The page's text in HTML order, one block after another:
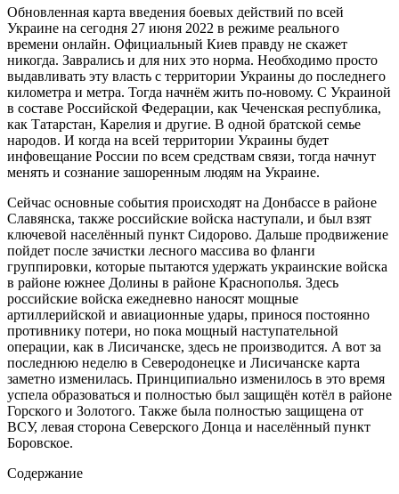
Обновленная карта введения боевых действий по всей
Украине на сегодня 27 июня 2022 в режиме реального
времени онлайн. Официальный Киев правду не скажет
никогда. Заврались и для них это норма. Необходимо просто
выдавливать эту власть с территории Украины до последнего
километра и метра. Тогда начнём жить по-новому. С Украиной
в составе Российской Федерации, как Чеченская республика,
как Татарстан, Карелия и другие. В одной братской семье
народов. И когда на всей территории Украины будет
инфовещание России по всем средствам связи, тогда начнут
менять и сознание зашоренным людям на Украине.
Сейчас основные события происходят на Донбассе в районе
Славянска, также российские войска наступали, и был взят
ключевой населённый пункт Сидорово. Дальше продвижение
пойдет после зачистки лесного массива во фланги
группировки, которые пытаются удержать украинские войска
в районе южнее Долины в районе Краснополья. Здесь
российские войска ежедневно наносят мощные
артиллерийской и авиационные удары, принося постоянно
противнику потери, но пока мощный наступательной
операции, как в Лисичанске, здесь не производится. А вот за
последнюю неделю в Северодонецке и Лисичанске карта
заметно изменилась. Принципиально изменилось в это время
успела образоваться и полностью был защищён котёл в районе
Горского и Золотого. Также была полностью защищена от
ВСУ, левая сторона Северского Донца и населённый пункт
Боровское.
Содержание